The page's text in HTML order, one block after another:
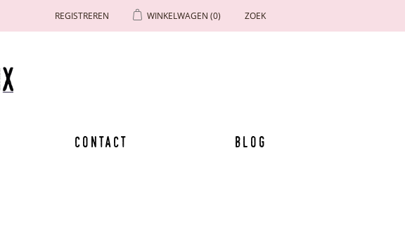
REGISTREREN WINKELWAGEN (0) ZOEK
Contact Blog